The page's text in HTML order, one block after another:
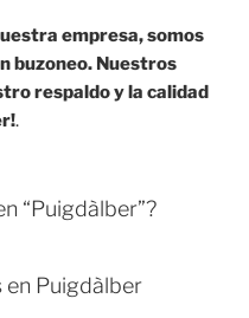
empresa, somos
buzoneo. Nuestros
respaldo y la calidad
.
“Puigdàlber”?
en Puigdàlber